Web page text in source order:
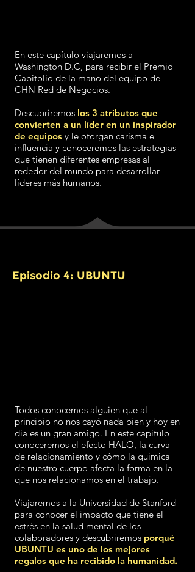
En este capítulo viajaremos a
Washington D.C, para recibir el Premio
Capitolio de la mano del equipo de
CHN Red de Negocios.
Descubriremos los 3 atributos que
convierten a un líder en un inspirador
de equipos y le otorgan carisma e
influencia y conoceremos las estrategias
que tienen diferentes empresas al
rededor del mundo para desarrollar
líderes más humanos.
Episodio 4: UBUNTU
Todos conocemos alguien que al
principio no nos cayó nada bien y hoy en
día es un gran amigo. En este capítulo
conoceremos el efecto HALO, la curva
de relacionamiento y cómo la química
de nuestro cuerpo afecta la forma en la
que nos relacionamos en el trabajo.
Viajaremos a la Universidad de Stanford
para conocer el impacto que tiene el
estrés en la salud mental de los
colaboradores y descubriremos porqué
UBUNTU es uno de los mejores
regalos que ha recibido la humanidad.